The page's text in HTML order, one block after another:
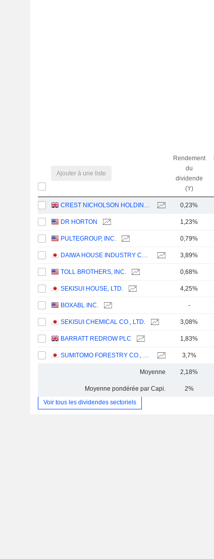
Ajouter à une liste
Rendement
du
dividende
(Y)
CREST NICHOLSON HOLDINGS PLC 0,23%
DR HORTON 1,23%
PULTEGROUP, INC. 0,79%
DAIWA HOUSE INDUSTRY CO., LTD. 3,89%
TOLL BROTHERS, INC. 0,68%
SEKISUI HOUSE, LTD. 4,25%
BOXABL INC. -
SEKISUI CHEMICAL CO., LTD. 3,08%
BARRATT REDROW PLC 1,83%
SUMITOMO FORESTRY CO., LTD. 3,7%
Moyenne 2,18%
Moyenne pondérée par Capi. 2%
Voir tous les dividendes sectoriels